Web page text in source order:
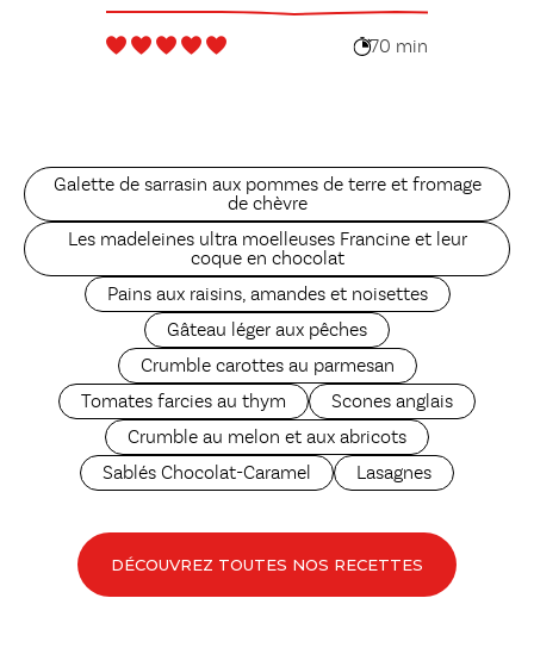
70 min
Galette de sarrasin aux pommes de terre et fromage
de chèvre
Les madeleines ultra moelleuses Francine et leur
coque en chocolat
Pains aux raisins, amandes et noisettes
Gâteau léger aux pêches
Crumble carottes au parmesan
Tomates farcies au thym
Scones anglais
Crumble au melon et aux abricots
Sablés Chocolat-Caramel
Lasagnes
DÉCOUVREZ TOUTES NOS RECETTES